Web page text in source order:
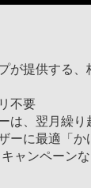
が提供する、
不要
は、翌月繰り
ーに最適「か
ャンペーンな